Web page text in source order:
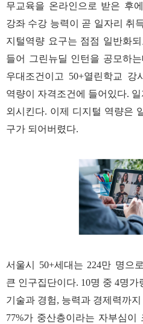
무교육을 온라인으로 받은 후
강좌 수강 능력이 곧 일자리 취
지털역량 요구는 점점 일반화
들어 그린뉴딜 인턴을 공모하
우대조건이고 50+열린학교 강
역량이 자격조건에 들어있다.
외시킨다. 이제 디지털 역량은
구가 되어버렸다.
서울시 50+세대는 224만 명으
큰 인구집단이다. 10명 중 4명
기술과 경험, 능력과 경제력까
77%가 중산층이라는 자부심